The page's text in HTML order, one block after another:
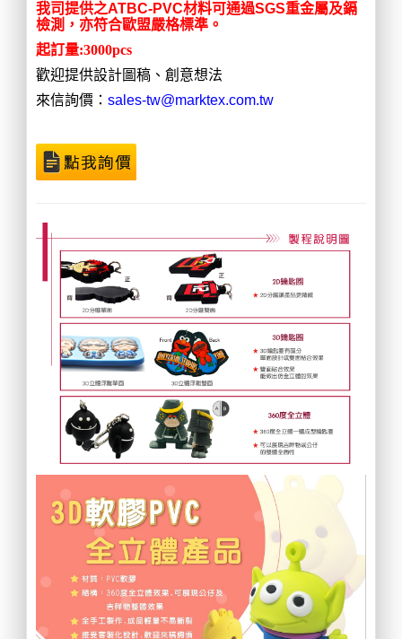
我司提供之ATBC-PVC材料可通過SGS重金屬及鎘
檢測，亦符合歐盟嚴格標準。
起訂量:3000pcs
歡迎提供設計圖稿、創意想法
來信詢價：sales-tw@marktex.com.tw